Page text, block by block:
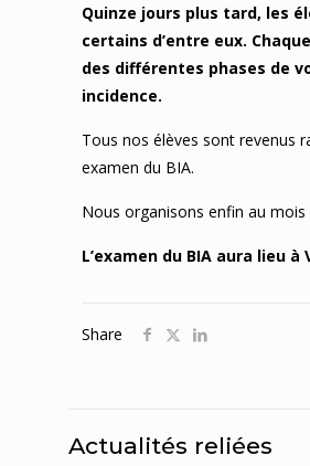
Quinze jours plus tard, les
certains d’entre eux.
des différentes phases de
incidence.
Tous nos élèves sont revenus
examen du BIA.
Nous organisons enfin au mois
L’examen du BIA aura lieu
Share
Actualités reliées